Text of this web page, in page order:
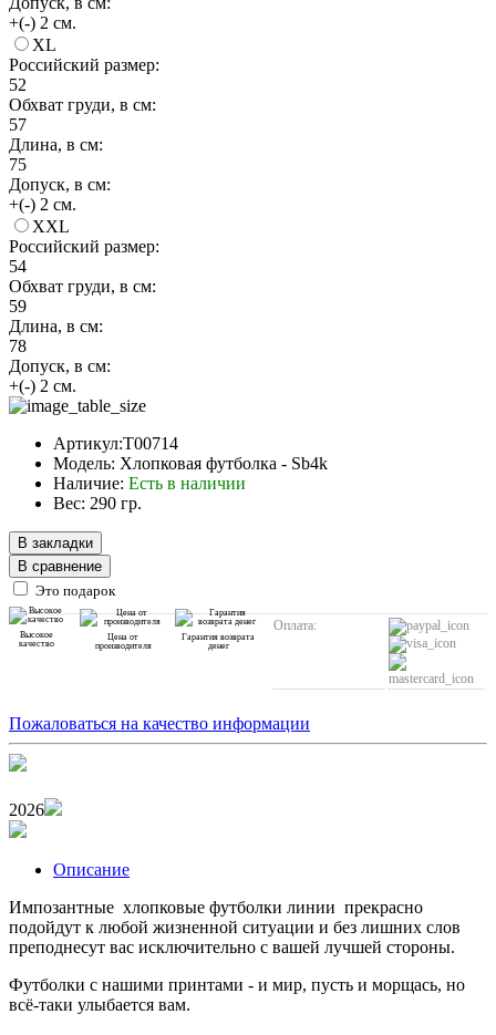
+(-) 2 см.
XL
Российский размер:
52
Обхват груди, в см:
57
Длина, в см:
75
Допуск, в см:
+(-) 2 см.
XXL
Российский размер:
54
Обхват груди, в см:
59
Длина, в см:
78
Допуск, в см:
+(-) 2 см.
Артикул:T00714
Модель: Хлопковая футболка - Sb4k
Наличие: Есть в наличии
Вес: 290 гр.
В закладки
В сравнение
Это подарок
Высокое
качество
Цена от
производителя
Гарантия возврата
денег
Оплата:
Пожаловаться на качество информации
2026
Описание
Импозантные хлопковые футболки линии прекрасно
подойдут к любой жизненной ситуации и без лишних слов
преподнесут вас исключительно с вашей лучшей стороны.
Футболки с нашими принтами - и мир, пусть и морщась, но
всё-таки улыбается вам.